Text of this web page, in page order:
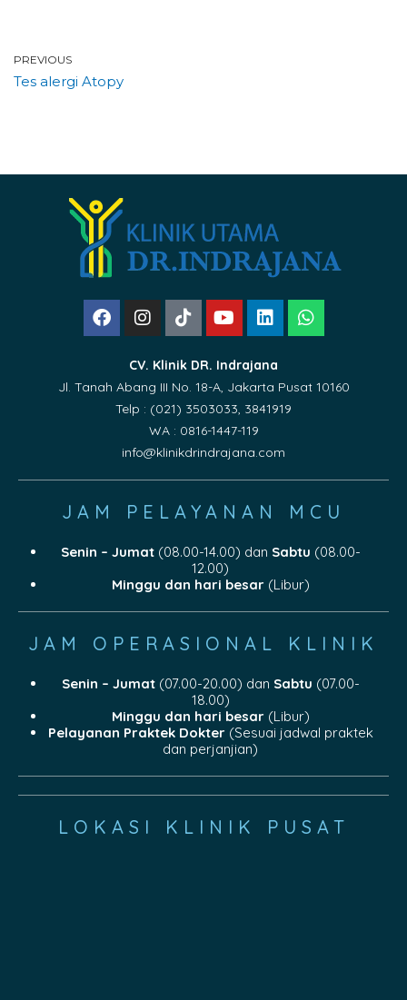
PREVIOUS
Tes alergi Atopy
CV. Klinik DR. Indrajana
Jl. Tanah Abang III No. 18-A, Jakarta Pusat 10160
Telp : (021) 3503033, 3841919
WA : 0816-1447-119
info@klinikdrindrajana.com
JAM PELAYANAN MCU
Senin – Jumat(08.00-14.00) dan Sabtu (08.00-
12.00)
Minggu dan hari besar(Libur)
JAM OPERASIONAL KLINIK
Senin – Jumat(07.00-20.00) dan Sabtu (07.00-
18.00)
Minggu dan hari besar(Libur)
Pelayanan Praktek Dokter(Sesuai jadwal praktek
dan perjanjian)
LOKASI KLINIK PUSAT